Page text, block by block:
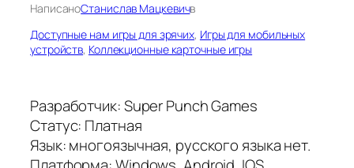
НаписаноСтанислав Мацкевичв
Доступные нам игры для зрячих, Игры для мобильных
устройств, Коллекционные карточные игры
Разработчик: Super Punch Games
Статус: Платная
Язык: многоязычная, русского языка нет.